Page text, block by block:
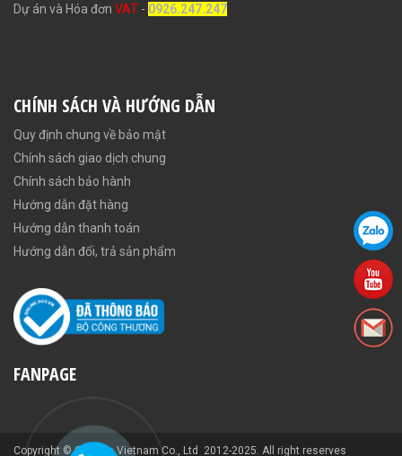
Dự án và Hóa đơn VAT - 0926.247.247
CHÍNH SÁCH VÀ HƯỚNG DẪN
Quy định chung về bảo mật
Chính sách giao dịch chung
Chính sách bảo hành
Hướng dẫn đặt hàng
Hướng dẫn thanh toán
Hướng dẫn đổi, trả sản phẩm
FANPAGE
Copyright © Carcam Vietnam Co., Ltd 2012-2025. All right reserves